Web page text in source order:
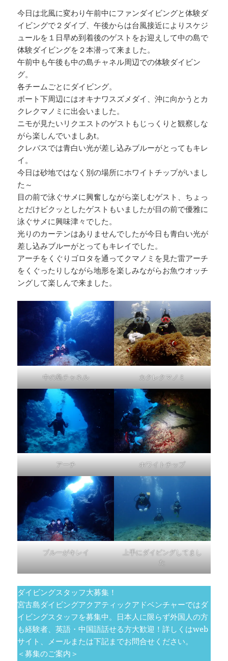
今日は北風に変わり午前中にファンダイビングと体験ダ
イビングで２ダイブ、午後からは台風接近によりスケジ
ュールを１日早め到着後のゲストをお迎えして中の島で
体験ダイビングを２本潜って来ました。
午前中も午後も中の島チャネル周辺での体験ダイビン
グ。
各チームごとにダイビング。
ボート下周辺にはオキナワスズメダイ、沖に向かうとカ
クレクマノミに出会いました。
ニモが見たいリクエストのゲストもじっくりと観察しな
がら楽しんでいましあt。
クレバスでは青白い光が差し込みブルーがとってもキレ
イ。
今日は砂地ではなく別の場所にホワイトチップがいまし
た～
目の前で泳ぐサメに興奮しながら楽しむゲスト、ちょっ
とだけビクッとしたゲストもいましたが目の前で優雅に
泳ぐサメに興味津々でした。
光りのカーテンはありませんでしたが今日も青白い光が
差し込みブルーがとってもキレイでした。
アーチをくぐりゴロタを通ってクマノミを見た雷アーチ
をくぐったりしながら地形を楽しみながらお魚ウオッチ
ングして楽しんで来ました。
中の島チャネル カクレクマノミ
アーチ ホワイトチップ
ブルーがキレイ
上手にダイビングしてまし
た
ダイビングスタッフ大募集！
宮古島ダイビングアクアティックアドベンチャーではダ
イビングスタッフを募集中。日本人に限らず外国人の方
も経験者、英語・中国語話せる方大歓迎！詳しくはweb
サイト、メールまたは下記までお問合せください。
＜募集のご案内＞